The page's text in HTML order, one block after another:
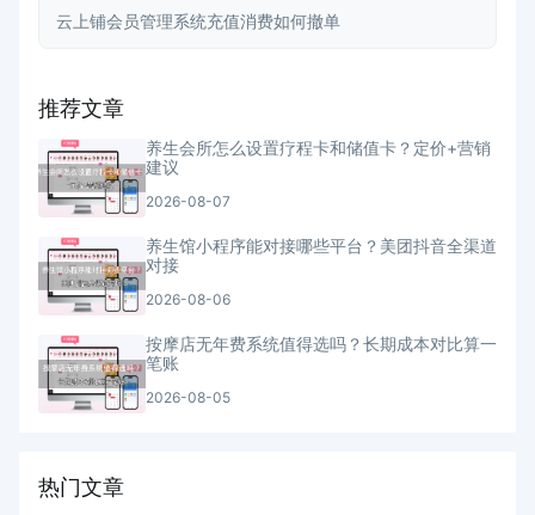
云上铺会员管理系统充值消费如何撤单
推荐文章
养生会所怎么设置疗程卡和储值卡？定价+营销
建议
2026-08-07
养生馆小程序能对接哪些平台？美团抖音全渠道
对接
2026-08-06
按摩店无年费系统值得选吗？长期成本对比算一
笔账
2026-08-05
热门文章